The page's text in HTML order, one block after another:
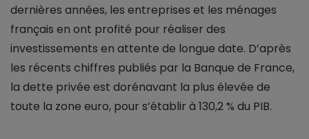
dernières années, les entreprises et les ménages
français en ont profité pour réaliser des
investissements en attente de longue date. D’après
les récents chiffres publiés par la Banque de France,
la dette privée est dorénavant la plus élevée de
toute la zone euro, pour s’établir à 130,2 % du PIB.